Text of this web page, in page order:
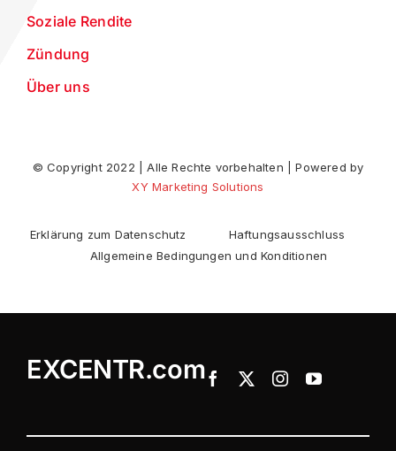
Soziale Rendite
Zündung
Über uns
© Copyright 2022 | Alle Rechte vorbehalten | Powered by
XY Marketing Solutions
Erklärung zum Datenschutz
Haftungsausschluss
Allgemeine Bedingungen und Konditionen
EXCENTR.com